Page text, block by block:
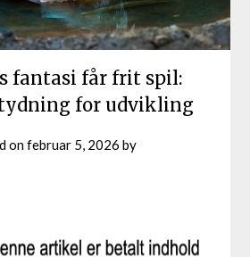
fantasi får frit spil:
for udvikling
onfebruar 5, 2026 by